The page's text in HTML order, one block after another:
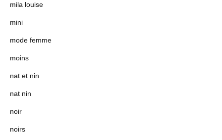
mila louise
mini
mode femme
moins
nat et nin
nat nin
noir
noirs